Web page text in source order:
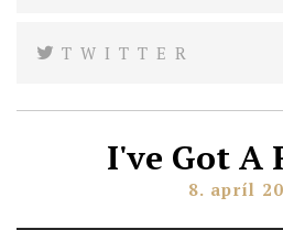
TWITTER
I've Got A
8. apríl